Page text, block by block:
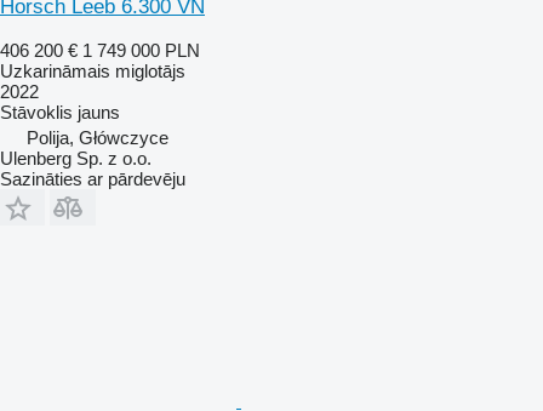
Horsch Leeb 6.300 VN
406 200 € 1 749 000 PLN
Uzkarināmais miglotājs
2022
Stāvoklis jauns
Polija, Główczyce
Ulenberg Sp. z o.o.
Sazināties ar pārdevēju